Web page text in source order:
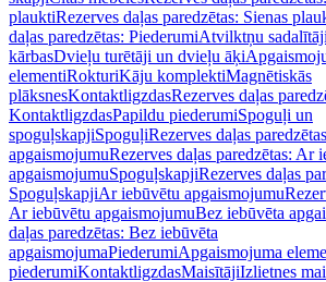
plauktiRezerves daļas paredzētas: Sienas
daļas paredzētas: PiederumiAtvilktņu
kārbasDvieļu turētāji un dvieļu āķi
elementiRokturiKāju komplektiMagnētiskās
plāksnesKontaktligzdasRezerves daļas
KontaktligzdasPapildu piederumiSpoguļi un
spoguļskapjiSpoguļiRezerves daļas
apgaismojumuRezerves daļas paredzētas: Ar
apgaismojumuSpoguļskapjiRezerves daļas
SpoguļskapjiAr iebūvētu apgaismojumu
Ar iebūvētu apgaismojumuBez iebūvēta
daļas paredzētas: Bez iebūvēta
apgaismojumaPiederumiApgaismojuma
piederumiKontaktligzdasMaisītājiIzlietnes